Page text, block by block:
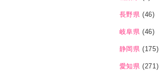
長野県 (46)
岐阜県 (46)
静岡県 (175)
愛知県 (271)